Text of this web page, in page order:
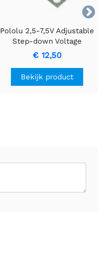

Pololu 2,5-7,5V Adjustable
Step-down Voltage
Regulator D36V6ALV
€ 12,50
Bekijk product